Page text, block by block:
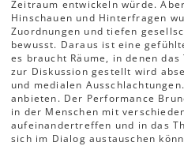
Zeitraum entwickeln würde.
Hinschauen und Hinterfragen
Zuordnungen und tiefen
bewusst. Daraus ist eine
es braucht Räume, in denen
zur Diskussion gestellt wird
und medialen
anbieten. Der Performance
in der Menschen mit
aufeinandertreffen und in das
sich im Dialog austauschen